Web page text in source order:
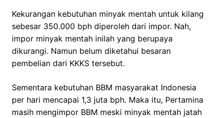
Kekurangan kebutuhan minyak mentah untuk kilang
sebesar 350.000 bph diperoleh dari impor. Nah,
impor minyak mentah inilah yang berupaya
dikurangi. Namun belum diketahui besaran
pembelian dari KKKS tersebut.
Sementara kebutuhan BBM masyarakat Indonesia
per hari mencapai 1,3 juta bph. Maka itu, Pertamina
masih mengimpor BBM meski minyak mentah jatah